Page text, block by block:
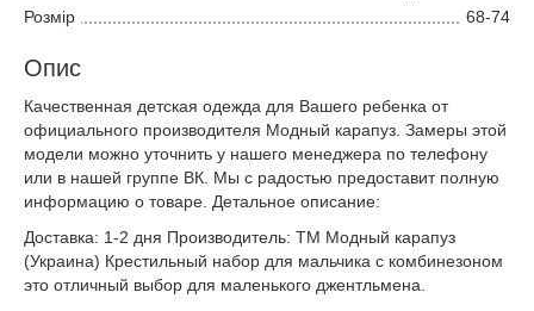
Розмір
68-74
Опис
Качественная детская одежда для Вашего ребенка от
официального производителя Модный карапуз. Замеры этой
модели можно уточнить у нашего менеджера по телефону
или в нашей группе ВК. Мы с радостью предоставит полную
информацию о товаре. Детальное описание:
Доставка: 1-2 дня Производитель: ТМ Модный карапуз
(Украина) Крестильный набор для мальчика с комбинезоном
это отличный выбор для маленького джентльмена.